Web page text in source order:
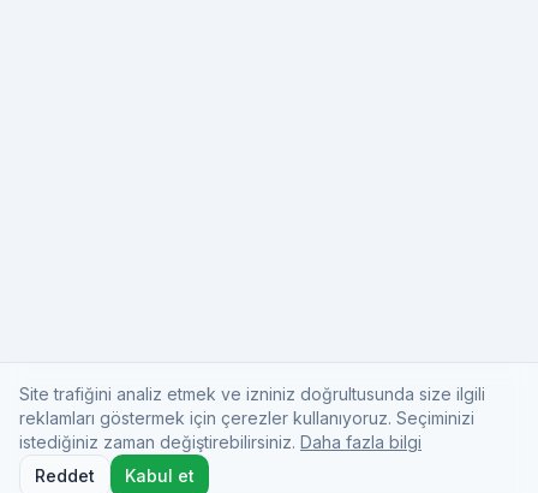
Site trafiğini analiz etmek ve izniniz doğrultusunda size ilgili
reklamları göstermek için çerezler kullanıyoruz. Seçiminizi
istediğiniz zaman değiştirebilirsiniz. Daha fazla bilgi
Reddet
Kabul et